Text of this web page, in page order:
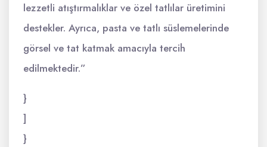
lezzetli atıştırmalıklar ve özel tatlılar üretimini
destekler. Ayrıca, pasta ve tatlı süslemelerinde
görsel ve tat katmak amacıyla tercih
edilmektedir.”
}
]
}